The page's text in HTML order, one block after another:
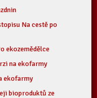
Na cestě po
ekozemědělce
na ekofarmy
ekofarmy
bioproduktů ze